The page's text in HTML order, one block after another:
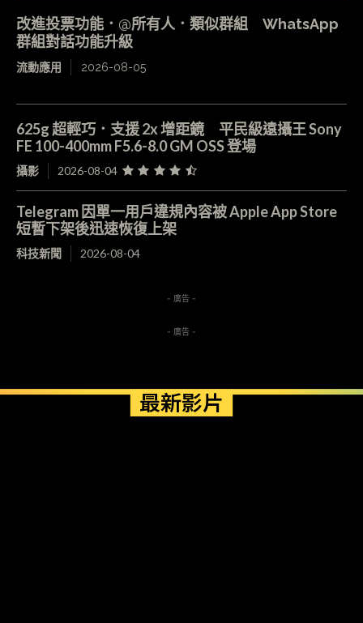
改進投票功能．@所有人．類似群組 WhatsApp
群組對話功能升級
流動應用 2026-08-05
625g 超輕巧．支援 2x 增距鏡 平民級遠攝王 Sony
FE 100-400mm F5.6-8.0 GM OSS 登場
攝影 2026-08-04
Telegram 因單一用戶違規內容被 Apple App Store
短暫下架後迅速恢復上架
科技新聞 2026-08-04
- 廣告 -
- 廣告 -
最新影片